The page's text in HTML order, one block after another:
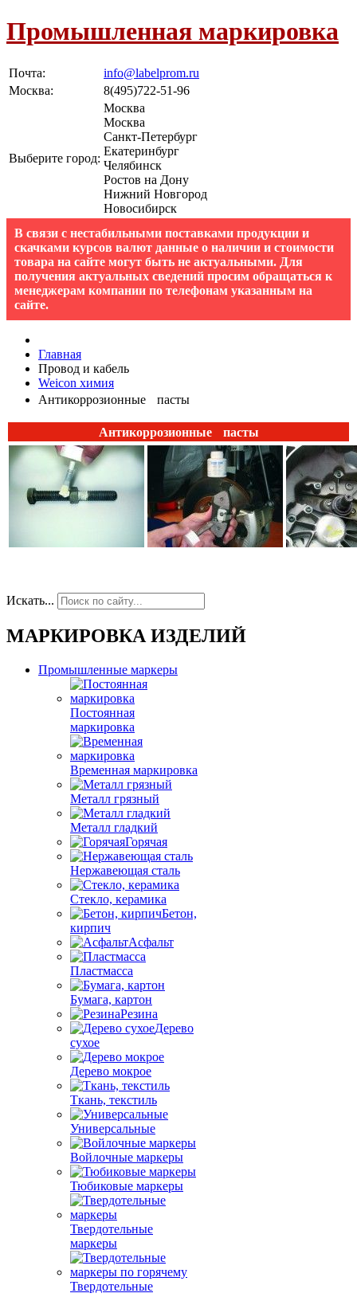
Промышленная маркировка
Почта:
info@labelprom.ru
Москва: 8(495)722-51-96
Выберите город:
Москва
Москва
Санкт-Петербург
Екатеринбург
Челябинск
Ростов на Дону
Нижний Новгород
Новосибирск
В связи с нестабильными поставками продукции и
скачками курсов валют данные о наличии и стоимости
товара на сайте могут быть не актуальными. Для
получения актуальных сведений просим обращаться к
менеджерам компании по телефонам указанным на
сайте.
Главная
Провод и кабель
Weicon химия
Антикоррозионные пасты
Антикоррозионные пасты
Искать...
МАРКИРОВКА ИЗДЕЛИЙ
Промышленные маркеры
Постоянная
маркировка
Временная маркировка
Металл грязный
Металл гладкий
Горячая
Нержавеющая сталь
Стекло, керамика
Бетон,
кирпич
Асфальт
Пластмасса
Бумага, картон
Резина
Дерево
сухое
Дерево мокрое
Ткань, текстиль
Универсальные
Войлочные маркеры
Тюбиковые маркеры
Твердотельные
маркеры
Твердотельные